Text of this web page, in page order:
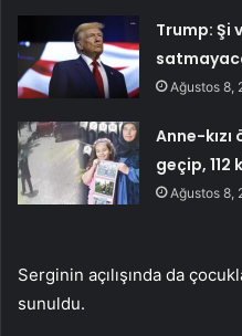
Trump: Şi
Ağustos 8,
Anne-kızı
geçip, 112
Ağustos 8,
Serginin açılışında da
sunuldu.